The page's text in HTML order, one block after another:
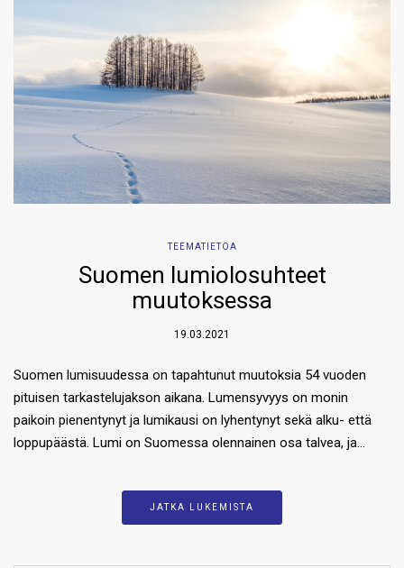
TEEMATIETOA
Suomen lumiolosuhteet
muutoksessa
19.03.2021
Suomen lumisuudessa on tapahtunut muutoksia 54 vuoden
pituisen tarkastelujakson aikana. Lumensyvyys on monin
paikoin pienentynyt ja lumikausi on lyhentynyt sekä alku- että
loppupäästä. Lumi on Suomessa olennainen osa talvea, ja…
JATKA LUKEMISTA